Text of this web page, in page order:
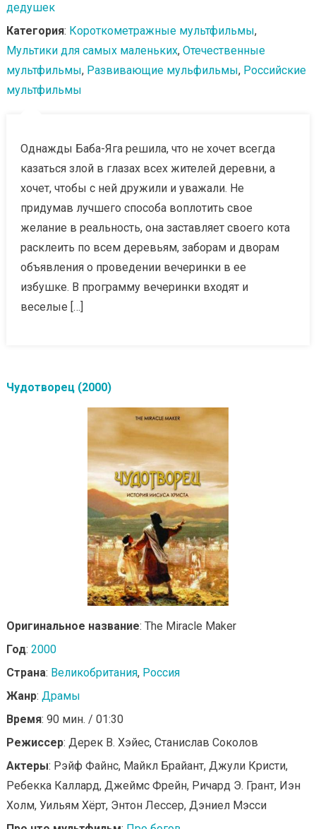
дедушек
Категория: Короткометражные мультфильмы,
Мультики для самых маленьких, Отечественные
мультфильмы, Развивающие мульфильмы, Российские
мультфильмы
Однажды Баба-Яга решила, что не хочет всегда
казаться злой в глазах всех жителей деревни, а
хочет, чтобы с ней дружили и уважали. Не
придумав лучшего способа воплотить свое
желание в реальность, она заставляет своего кота
расклеить по всем деревьям, заборам и дворам
объявления о проведении вечеринки в ее
избушке. В программу вечеринки входят и
веселые […]
Чудотворец (2000)
Оригинальное название: The Miracle Maker
Год: 2000
Страна: Великобритания, Россия
Жанр: Драмы
Время: 90 мин. / 01:30
Режиссер: Дерек В. Хэйес, Станислав Соколов
Актеры: Рэйф Файнс, Майкл Брайант, Джули Кристи,
Ребекка Каллард, Джеймс Фрейн, Ричард Э. Грант, Иэн
Холм, Уильям Хёрт, Энтон Лессер, Дэниел Мэсси